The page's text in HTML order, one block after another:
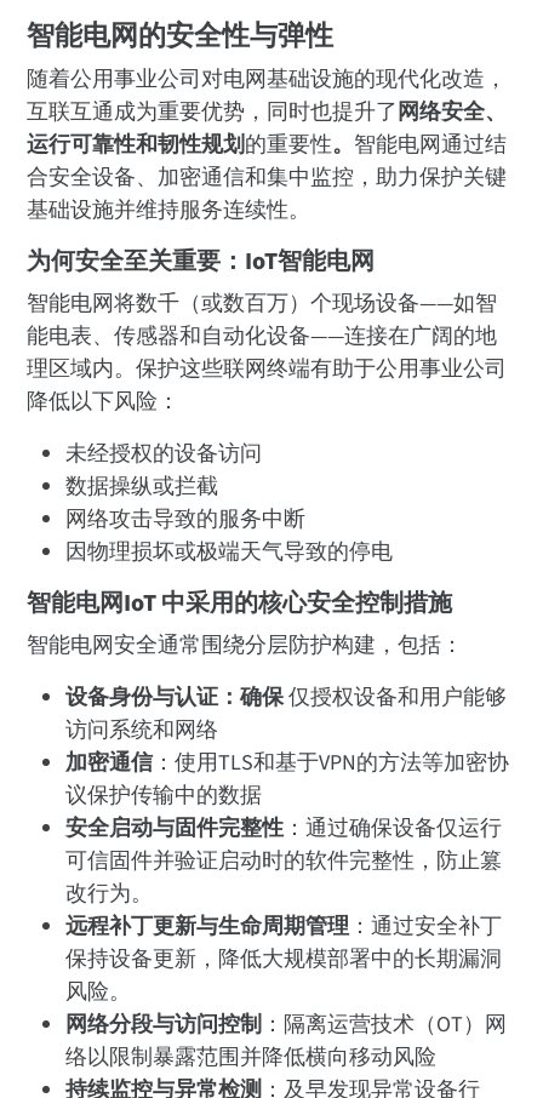
智能电网的安全性与弹性
随着公用事业公司对电网基础设施的现代化改造，
互联互通成为重要优势，同时也提升了 网络安全、
运行可靠性和韧性规划的重要性。 智能电网通过结
合安全设备、加密通信和集中监控，助力保护关键
基础设施并维持服务连续性。
为何安全至关重要：IoT智能电网
智能电网将数千（或数百万）个现场设备——如智
能电表、传感器和自动化设备——连接在广阔的地
理区域内。保护这些联网终端有助于公用事业公司
降低以下风险：
未经授权的设备访问
数据操纵或拦截
网络攻击导致的服务中断
因物理损坏或极端天气导致的停电
智能电网IoT 中采用的核心安全控制措施
智能电网安全通常围绕分层防护构建，包括：
设备身份与认证：确保仅授权设备和用户能够
访问系统和网络
加密通信：使用TLS和基于VPN的方法等加密协
议保护传输中的数据
安全启动与固件完整性：通过确保设备仅运行
可信固件并验证启动时的软件完整性，防止篡
改行为。
远程补丁更新与生命周期管理：通过安全补丁
保持设备更新，降低大规模部署中的长期漏洞
风险。
网络分段与访问控制 ：隔离运营技术（OT）网
络以限制暴露范围并降低横向移动风险
持续监控与异常检测 ：及早发现异常设备行